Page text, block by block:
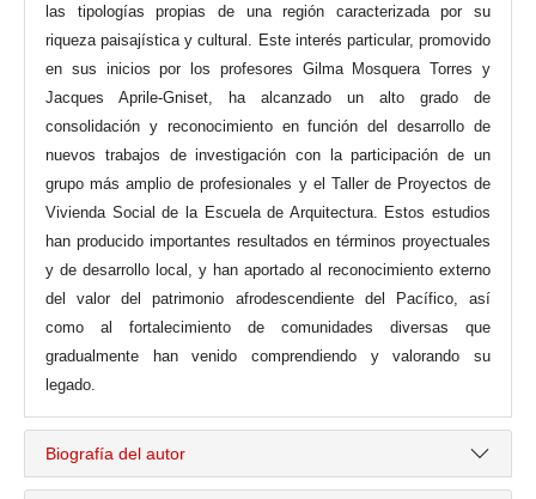
las tipologías propias de una región caracterizada por su
riqueza paisajística y cultural. Este interés particular, promovido
en sus inicios por los profesores Gilma Mosquera Torres y
Jacques Aprile-Gniset, ha alcanzado un alto grado de
consolidación y reconocimiento en función del desarrollo de
nuevos trabajos de investigación con la participación de un
grupo más amplio de profesionales y el Taller de Proyectos de
Vivienda Social de la Escuela de Arquitectura. Estos estudios
han producido importantes resultados en términos proyectuales
y de desarrollo local, y han aportado al reconocimiento externo
del valor del patrimonio afrodescendiente del Pacífico, así
como al fortalecimiento de comunidades diversas que
gradualmente han venido comprendiendo y valorando su
legado.
Biografía del autor